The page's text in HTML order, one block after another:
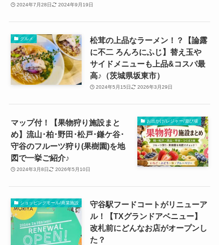
2024年7月28日 2024年9月19日
グルメ
松茸の上品なラーメン！？【論露
に不二 ろんろにふじ】替え玉や
サイドメニューも上品&コスパ最
高♪（茨城県坂東市）
2024年5月15日 2026年3月29日
お出かけ/レジャー/遊び場
マップ付！【果物狩り施設まと
め】流山･柏･野田･松戸･鎌ケ谷･
守谷のフルーツ狩り(果樹園)を地
図で一挙ご紹介♪
2024年3月8日 2026年5月10日
ショッピングモール/商業施設
守谷駅フードコートがリニューア
ル！【TXグランドアベニュー】
改札前にどんなお店がオープンし
た？